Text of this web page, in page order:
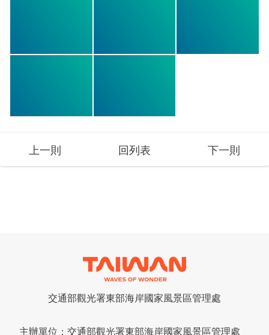
上一則 回列表 下一則
交通部觀光署東部海岸國家風景區管理處
主辦單位：交通部觀光署東部海岸國家風景區管理處